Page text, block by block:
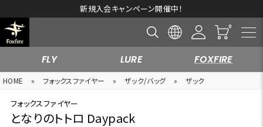
新規入会キャンペーン開催中！
FLY LURE FOXFIRE
HOME » フォックスファイヤー » ザック/バッグ » ザック
フォックスファイヤー
となりのトトロ Daypack